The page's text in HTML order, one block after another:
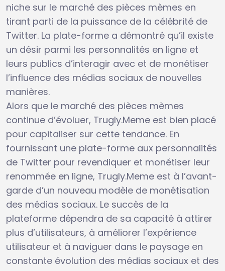
niche sur le marché des pièces mèmes en
tirant parti de la puissance de la célébrité de
Twitter. La plate-forme a démontré qu’il existe
un désir parmi les personnalités en ligne et
leurs publics d’interagir avec et de monétiser
l’influence des médias sociaux de nouvelles
manières.
Alors que le marché des pièces mèmes
continue d’évoluer, Trugly.Meme est bien placé
pour capitaliser sur cette tendance. En
fournissant une plate-forme aux personnalités
de Twitter pour revendiquer et monétiser leur
renommée en ligne, Trugly.Meme est à l’avant-
garde d’un nouveau modèle de monétisation
des médias sociaux. Le succès de la
plateforme dépendra de sa capacité à attirer
plus d’utilisateurs, à améliorer l’expérience
utilisateur et à naviguer dans le paysage en
constante évolution des médias sociaux et des